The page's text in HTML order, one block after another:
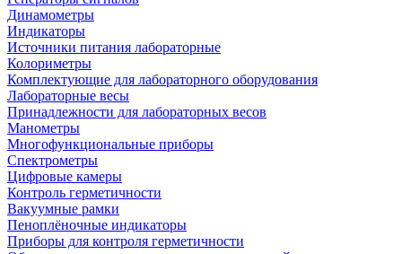
Динамометры
Индикаторы
Источники питания лабораторные
Колориметры
Комплектующие для лабораторного оборудования
Лабораторные весы
Принадлежности для лабораторных весов
Манометры
Многофункциональные приборы
Спектрометры
Цифровые камеры
Контроль герметичности
Вакуумные рамки
Пеноплёночные индикаторы
Приборы для контроля герметичности